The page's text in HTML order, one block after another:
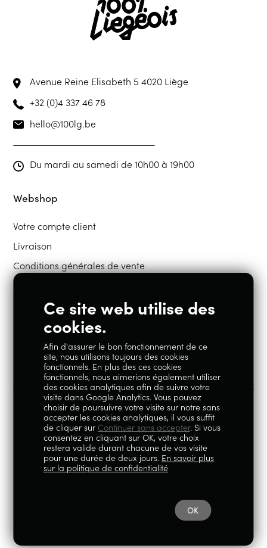
Avenue Reine Elisabeth 54020 Liège
+32 (0)4 337 46 78
hello@100lg.be
Du mardi au samedi de 10h00 à 19h00
Webshop
Votre compte client
Livraison
Conditions générales de vente
Restons en contact
Instagram Facebook
100% Liégeois est un concept de la société Geoby SRL, TVA
BE0759.717.658, sise Avenue Reine Elisabeth 5 à 4020 Liège.
© 2026
Mentions légales |
Politique de
Ce site web utilise des
cookies.
Afin d'assurer le bon fonctionnement de ce
site, nous utilisons toujours des cookies
fonctionnels. En plus des ces cookies
fonctionnels, nous aimerions également utiliser
des cookies analytiques afin de suivre votre
visite dans Google Analytics. Vous pouvez
choisir de poursuivre votre visite sur notre sans
accepter les cookies analytiques, il vous suffit
de cliquer sur Continuer sans accepter. Si vous
consentez en cliquant sur OK, votre choix
restera valide durant chacune de vos visite
pour une durée de deux jours. En savoir plus
sur la politique de confidentialité
OK